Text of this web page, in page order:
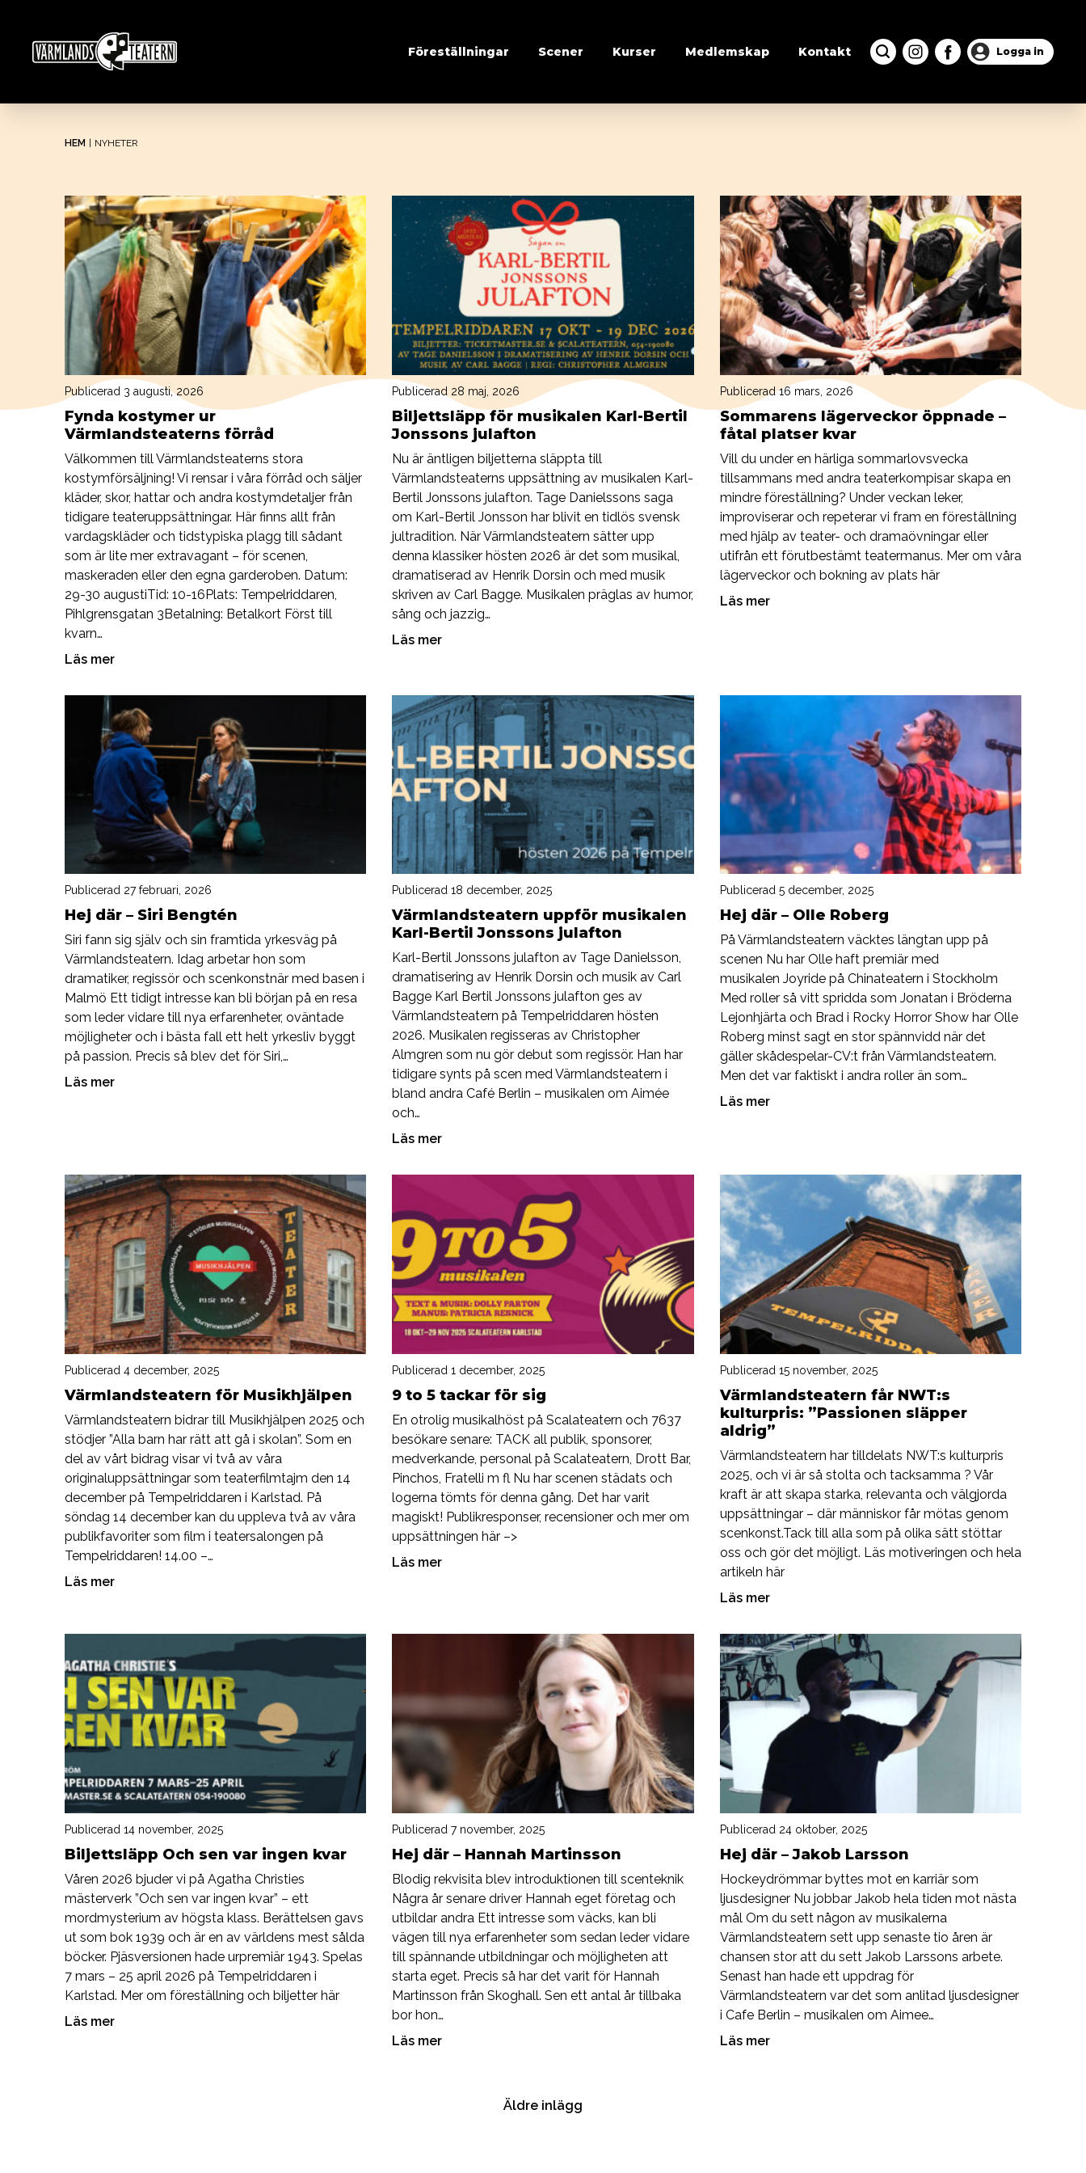
Föreställningar Scener Kurser Medlemskap Kontakt Logga in
HEM NYHETER
Publicerad 3 augusti, 2026
Fynda kostymer ur
Värmlandsteaterns förråd
Välkommen till Värmlandsteaterns stora
kostymförsäljning! Vi rensar i våra förråd och säljer
kläder, skor, hattar och andra kostymdetaljer från
tidigare teateruppsättningar. Här finns allt från
vardagskläder och tidstypiska plagg till sådant
som är lite mer extravagant – för scenen,
maskeraden eller den egna garderoben. Datum:
29-30 augustiTid: 10-16Plats: Tempelriddaren,
Pihlgrensgatan 3Betalning: Betalkort Först till
kvarn…
Läs mer
Publicerad 28 maj, 2026
Biljettsläpp för musikalen Karl-Bertil
Jonssons julafton
Nu är äntligen biljetterna släppta till
Värmlandsteaterns uppsättning av musikalen Karl-
Bertil Jonssons julafton. Tage Danielssons saga
om Karl-Bertil Jonsson har blivit en tidlös svensk
jultradition. När Värmlandsteatern sätter upp
denna klassiker hösten 2026 är det som musikal,
dramatiserad av Henrik Dorsin och med musik
skriven av Carl Bagge. Musikalen präglas av humor,
sång och jazzig…
Läs mer
Publicerad 16 mars, 2026
Sommarens lägerveckor öppnade –
fåtal platser kvar
Vill du under en härliga sommarlovsvecka
tillsammans med andra teaterkompisar skapa en
mindre föreställning? Under veckan leker,
improviserar och repeterar vi fram en föreställning
med hjälp av teater- och dramaövningar eller
utifrån ett förutbestämt teatermanus. Mer om våra
lägerveckor och bokning av plats här
Läs mer
Publicerad 27 februari, 2026
Hej där – Siri Bengtén
Siri fann sig själv och sin framtida yrkesväg på
Värmlandsteatern. Idag arbetar hon som
dramatiker, regissör och scenkonstnär med basen i
Malmö Ett tidigt intresse kan bli början på en resa
som leder vidare till nya erfarenheter, oväntade
möjligheter och i bästa fall ett helt yrkesliv byggt
på passion. Precis så blev det för Siri,…
Läs mer
Publicerad 18 december, 2025
Värmlandsteatern uppför musikalen
Karl-Bertil Jonssons julafton
Karl-Bertil Jonssons julafton av Tage Danielsson,
dramatisering av Henrik Dorsin och musik av Carl
Bagge Karl Bertil Jonssons julafton ges av
Värmlandsteatern på Tempelriddaren hösten
2026. Musikalen regisseras av Christopher
Almgren som nu gör debut som regissör. Han har
tidigare synts på scen med Värmlandsteatern i
bland andra Café Berlin – musikalen om Aimée
och…
Läs mer
Publicerad 5 december, 2025
Hej där – Olle Roberg
På Värmlandsteatern väcktes längtan upp på
scenen Nu har Olle haft premiär med
musikalen Joyride på Chinateatern i Stockholm
Med roller så vitt spridda som Jonatan i Bröderna
Lejonhjärta och Brad i Rocky Horror Show har Olle
Roberg minst sagt en stor spännvidd när det
gäller skådespelar-CV:t från Värmlandsteatern.
Men det var faktiskt i andra roller än som…
Läs mer
Publicerad 4 december, 2025
Värmlandsteatern för Musikhjälpen
Värmlandsteatern bidrar till Musikhjälpen 2025 och
stödjer ”Alla barn har rätt att gå i skolan”. Som en
del av vårt bidrag visar vi två av våra
originaluppsättningar som teaterfilmtajm den 14
december på Tempelriddaren i Karlstad. På
söndag 14 december kan du uppleva två av våra
publikfavoriter som film i teatersalongen på
Tempelriddaren! 14.00 –…
Läs mer
Publicerad 1 december, 2025
9 to 5 tackar för sig
En otrolig musikalhöst på Scalateatern och 7637
besökare senare: TACK all publik, sponsorer,
medverkande, personal på Scalateatern, Drott Bar,
Pinchos, Fratelli m fl Nu har scenen städats och
logerna tömts för denna gång. Det har varit
magiskt! Publikresponser, recensioner och mer om
uppsättningen här –>
Läs mer
Publicerad 15 november, 2025
Värmlandsteatern får NWT:s
kulturpris: ”Passionen släpper
aldrig”
Värmlandsteatern har tilldelats NWT:s kulturpris
2025, och vi är så stolta och tacksamma ? Vår
kraft är att skapa starka, relevanta och välgjorda
uppsättningar – där människor får mötas genom
scenkonst.Tack till alla som på olika sätt stöttar
oss och gör det möjligt. Läs motiveringen och hela
artikeln här
Läs mer
Publicerad 14 november, 2025
Biljettsläpp Och sen var ingen kvar
Våren 2026 bjuder vi på Agatha Christies
mästerverk ”Och sen var ingen kvar” – ett
mordmysterium av högsta klass. Berättelsen gavs
ut som bok 1939 och är en av världens mest sålda
böcker. Pjäsversionen hade urpremiär 1943. Spelas
7 mars – 25 april 2026 på Tempelriddaren i
Karlstad. Mer om föreställning och biljetter här
Läs mer
Publicerad 7 november, 2025
Hej där – Hannah Martinsson
Blodig rekvisita blev introduktionen till scenteknik
Några år senare driver Hannah eget företag och
utbildar andra Ett intresse som väcks, kan bli
vägen till nya erfarenheter som sedan leder vidare
till spännande utbildningar och möjligheten att
starta eget. Precis så har det varit för Hannah
Martinsson från Skoghall. Sen ett antal år tillbaka
bor hon…
Läs mer
Publicerad 24 oktober, 2025
Hej där – Jakob Larsson
Hockeydrömmar byttes mot en karriär som
ljusdesigner Nu jobbar Jakob hela tiden mot nästa
mål Om du sett någon av musikalerna
Värmlandsteatern sett upp senaste tio åren är
chansen stor att du sett Jakob Larssons arbete.
Senast han hade ett uppdrag för
Värmlandsteatern var det som anlitad ljusdesigner
i Cafe Berlin – musikalen om Aimee…
Läs mer
Äldre inlägg